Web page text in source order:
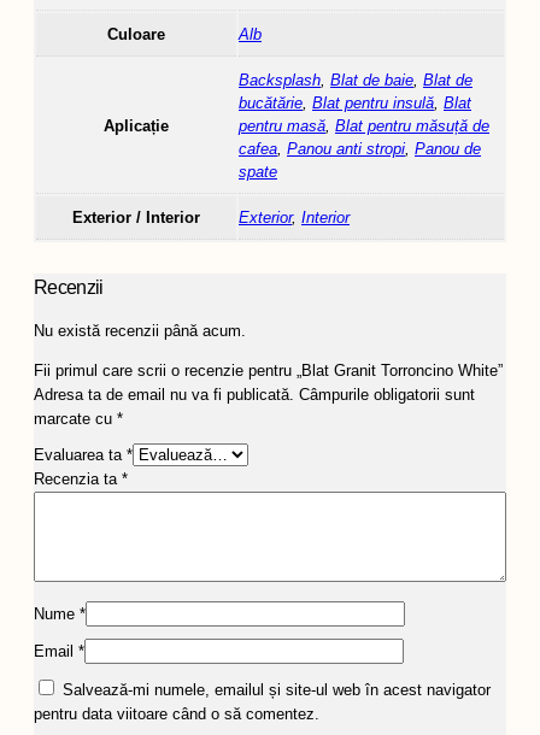
Culoare Alb
Aplicație
Backsplash, Blat de baie, Blat de
bucătărie, Blat pentru insulă, Blat
pentru masă, Blat pentru măsuță de
cafea, Panou anti stropi, Panou de
spate
Exterior / Interior Exterior, Interior
Recenzii
Nu există recenzii până acum.
Fii primul care scrii o recenzie pentru „Blat Granit Torroncino White”
Adresa ta de email nu va fi publicată. Câmpurile obligatorii sunt
marcate cu *
Evaluarea ta *
Recenzia ta *
Nume *
Email *
Salvează-mi numele, emailul și site-ul web în acest navigator
pentru data viitoare când o să comentez.